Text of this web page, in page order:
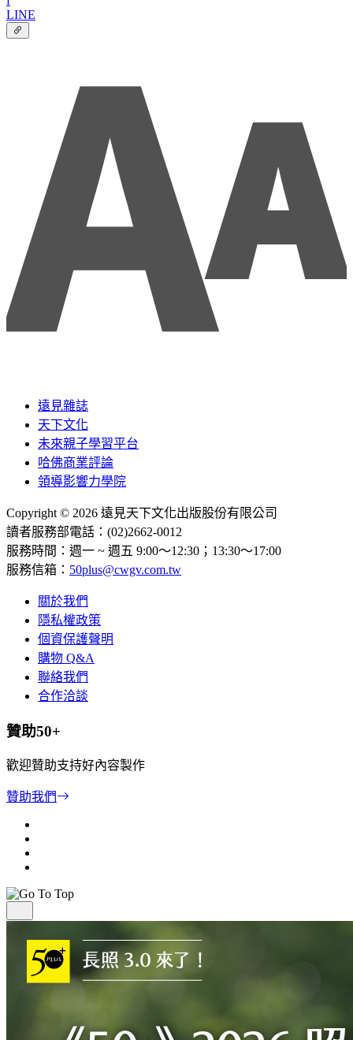
LINE
遠見雜誌
天下文化
未來親子學習平台
哈佛商業評論
領導影響力學院
Copyright © 2026 遠見天下文化出版股份有限公司
讀者服務部電話：(02)2662-0012
服務時間：週一 ~ 週五 9:00～12:30；13:30～17:00
服務信箱： 50plus@cwgv.com.tw
關於我們
隱私權政策
個資保護聲明
購物 Q&A
聯絡我們
合作洽談
贊助50+
歡迎贊助支持好內容製作
贊助我們